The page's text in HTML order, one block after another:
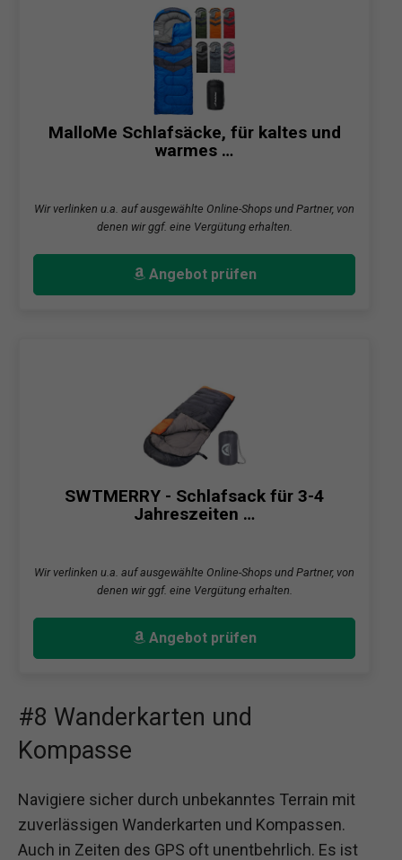
MalloMe Schlafsäcke, für kaltes und
warmes …
Wir verlinken u.a. auf ausgewählte Online-Shops und Partner, von
denen wir ggf. eine Vergütung erhalten.
Angebot prüfen
SWTMERRY - Schlafsack für 3-4
Jahreszeiten …
Wir verlinken u.a. auf ausgewählte Online-Shops und Partner, von
denen wir ggf. eine Vergütung erhalten.
Angebot prüfen
#8 Wanderkarten und
Kompasse
Navigiere sicher durch unbekanntes Terrain mit
zuverlässigen Wanderkarten und Kompassen.
Auch in Zeiten des GPS oft unentbehrlich. Es ist